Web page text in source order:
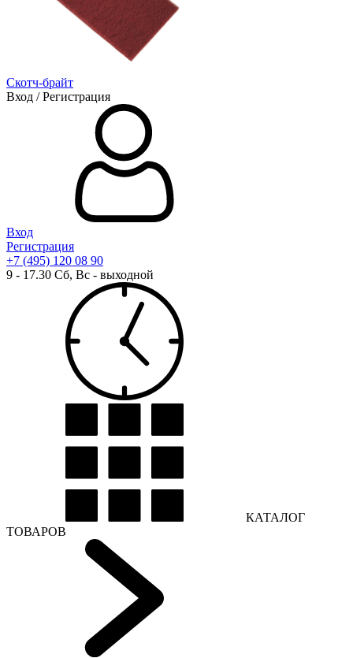
Скотч-брайт
Вход / Регистрация
Вход
Регистрация
+7 (495) 120 08 90
9 - 17.30 Сб, Вс - выходной
КАТАЛОГ
ТОВАРОВ